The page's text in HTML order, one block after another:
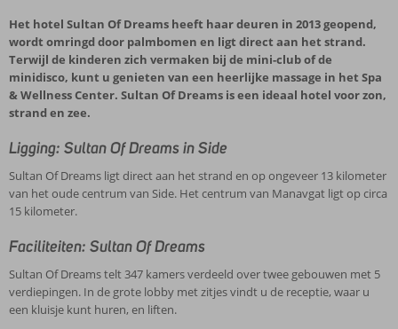
Het hotel Sultan Of Dreams heeft haar deuren in 2013 geopend,
wordt omringd door palmbomen en ligt direct aan het strand.
Terwijl de kinderen zich vermaken bij de mini-club of de
minidisco, kunt u genieten van een heerlijke massage in het Spa
& Wellness Center. Sultan Of Dreams is een ideaal hotel voor zon,
strand en zee.
Ligging: Sultan Of Dreams in Side
Sultan Of Dreams ligt direct aan het strand en op ongeveer 13 kilometer
van het oude centrum van Side. Het centrum van Manavgat ligt op circa
15 kilometer.
Faciliteiten: Sultan Of Dreams
Sultan Of Dreams telt 347 kamers verdeeld over twee gebouwen met 5
verdiepingen. In de grote lobby met zitjes vindt u de receptie, waar u
een kluisje kunt huren, en liften.